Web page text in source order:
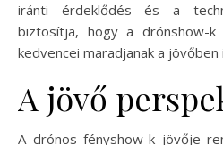
iránti érdeklődés és a
biztosítja, hogy a drónshow-
kedvencei maradjanak a jövőben
A jövő
A drónos fényshow-k jövője